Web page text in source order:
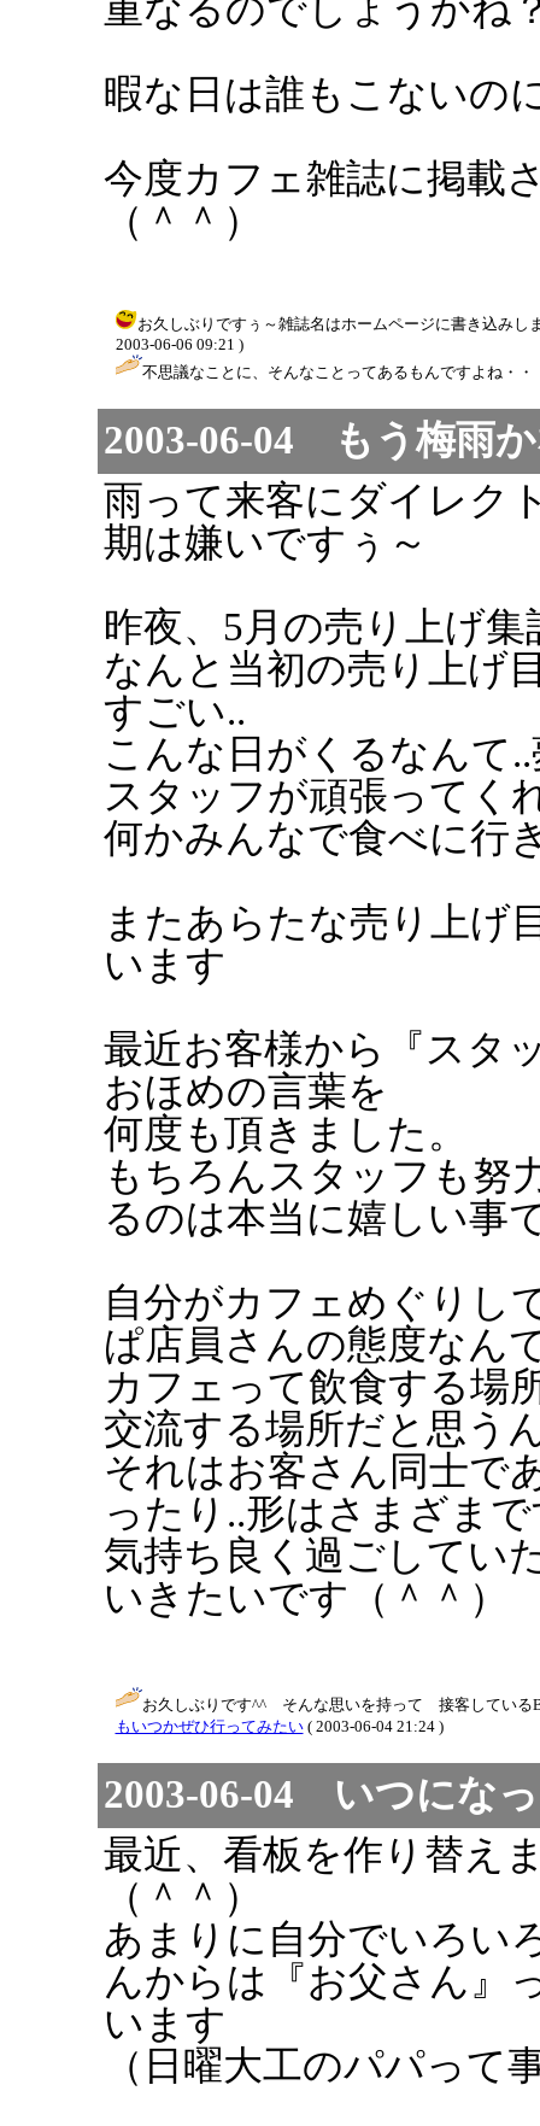
重なるのでしょうかね
暇な日は誰もこないの
今度カフェ雑誌に掲載
（＾＾）
お久しぶりですぅ～雑誌名はホームページに書き込み
2003-06-06 09:21 )
不思議なことに、そんなことってあるもんですよね・・
2003-06-04 もう梅雨
雨って来客にダイレク
期は嫌いですぅ～
昨夜、5月の売り上げ
なんと当初の売り上げ
すごい..
こんな日がくるなんて
スタッフが頑張ってく
何かみんなで食べに行
またあらたな売り上げ
います
最近お客様から『スタ
おほめの言葉を
何度も頂きました。
もちろんスタッフも努
るのは本当に嬉しい事
自分がカフェめぐりし
ぱ店員さんの態度なん
カフェって飲食する場
交流する場所だと思う
それはお客さん同士で
ったり..形はさまざま
気持ち良く過ごしてい
いきたいです（＾＾）
お久しぶりです^^ そんな思いを持って 接客している
もいつかぜひ行ってみたい( 2003-06-04 21:24 )
2003-06-04 いつにな
最近、看板を作り替え
（＾＾）
あまりに自分でいろい
んからは『お父さん』
います
（日曜大工のパパって